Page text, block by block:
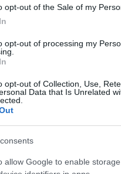
opt-out of the Sale of my
opt-out of processing my
opt-out of Collection, Use,
Data that Is Unrelated
allow Google to enable
για να
καμιά δουλειά
και να το
είπε ο
η διαγραφή του κ.
και